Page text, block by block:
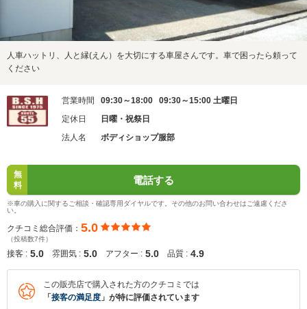
人車ハットリ、人と縁(えん）を大切にする車屋さんです。車で困ったら頼って
ください
営業時間
09:30～18:00 09:30～15:00 土曜日
定休日
日曜・祝祭日
法人名
ボディショップ服部
無
料
電話する
※車の購入に関するご相談・確認専用ダイヤルです。その他のお問い合わせはご遠慮くださ
い。
クチコミ総合評価： 5.0
（投稿数7件）
接客 : 5.0 雰囲気 : 5.0 アフター : 5.0 品質 : 4.9
この販売店で購入された方のクチコミでは
「 接客の満足度 」が特に評価されています